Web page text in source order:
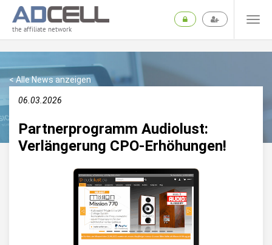
the affiliate network
< Alle News anzeigen
06.03.2026
Partnerprogramm Audiolust:
Verlängerung CPO-Erhöhungen!